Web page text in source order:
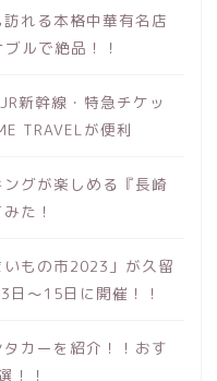
れる本格中華有名店
ルで絶品！！
新幹線・特急チケッ
TRAVELが便利
グが楽しめる『長崎
た！
いもの市2023」が久留
～15日に開催！！
カーを紹介！！おす
！！